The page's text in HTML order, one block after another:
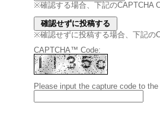
※確認する場合、下記のCAPTCHA
※確認せずに投稿する場合、下記の
CAPTCHA™ Code:
Please input the capture code to